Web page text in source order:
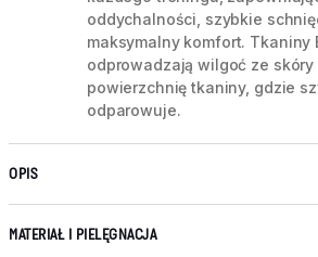
oddychalności, szybkie
maksymalny komfort. Tkaniny
odprowadzają wilgoć ze skóry
powierzchnię tkaniny, gdzie
odparowuje.
OPIS
MATERIAŁ I PIELĘGNACJA